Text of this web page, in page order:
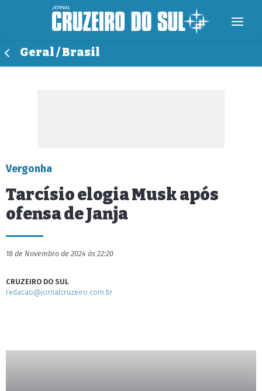
Geral / Brasil
Vergonha
Tarcísio elogia Musk após
ofensa de Janja
18 de Novembro de 2024 às 22:20
CRUZEIRO DO SUL
redacao@jornalcruzeiro.com.br